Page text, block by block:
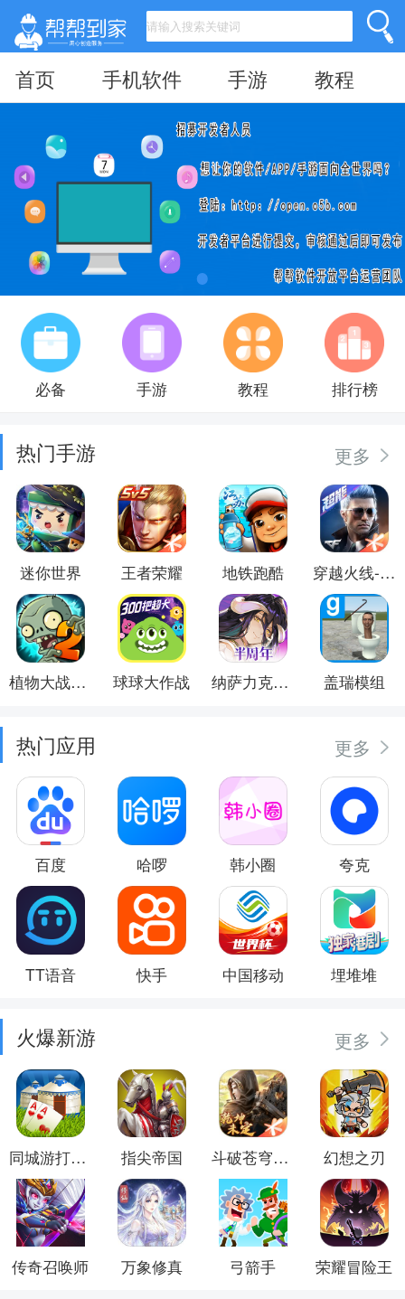
首页 手机软件 手游 教程
必备 手游 教程 排行榜
热门手游 更多
迷你世界 王者荣耀 地铁跑酷 穿越火线-枪战王者
植物大战僵尸2 球球大作战 纳萨力克之王 盖瑞模组
热门应用 更多
百度 哈啰 韩小圈 夸克
TT语音 快手 中国移动 埋堆堆
火爆新游 更多
同城游打大尖 指尖帝国 斗破苍穹：异火重燃 幻想之刃
传奇召唤师 万象修真 弓箭手 荣耀冒险王